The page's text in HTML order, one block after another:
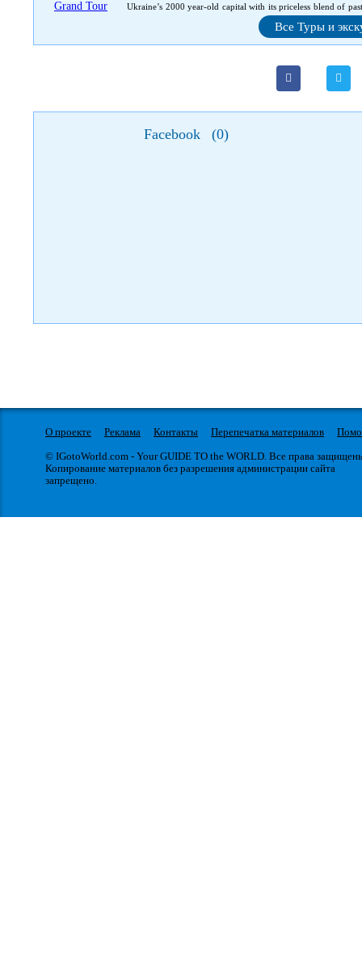
Ukraine’s 2000 year-old capital with its priceless blend of
capital. In-between, medieval castles and fortresses,
Все Туры и
Facebook (0)
О проекте Реклама Контакты Перепечатка материалов
© IGotoWorld.com - Your GUIDE TO the WORLD. Все права
Копирование материалов без разрешения администрации сайта
запрещено.